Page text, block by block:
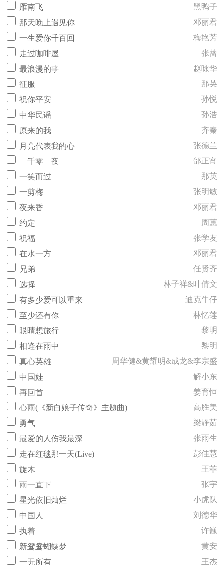
雁南飞
黑鸭子
那天晚上遇见你
邓丽君
一生爱你千百回
梅艳芳
走过咖啡屋
张蔷
最浪漫的事
赵咏华
征服
那英
祝你平安
孙悦
中华民谣
孙浩
原来的我
齐秦
月亮代表我的心
张德兰
一千零一夜
邰正宵
一笑而过
那英
一剪梅
张明敏
夜来香
邓丽君
约定
周蕙
祝福
张学友
在水一方
邓丽君
兄弟
任贤齐
选择
林子祥&叶倩文
有多少爱可以重来
迪克牛仔
至少还有你
林忆莲
眼睛想旅行
黎明
相逢在雨中
黎明
真心英雄
周华健&黄耀明&成龙&李宗盛
中国娃
解小东
再回首
姜育恒
心雨(《新白娘子传奇》主题曲)
高胜美
勇气
梁静茹
最爱的人伤我最深
张雨生
走在红毯那一天(Live)
彭佳慧
旋木
王菲
雨一直下
张宇
星光依旧灿烂
小虎队
中国人
刘德华
执着
许巍
新鸳鸯蝴蝶梦
黄安
一无所有
王杰